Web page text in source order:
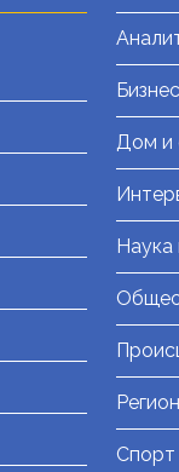
Бизнес
Дом и
Наука
Спорт